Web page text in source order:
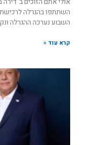
השתתפו בהגרלה
השבוע נערכה ההגרלה ונקבעו 1,045 משפחות
קרא עוד »